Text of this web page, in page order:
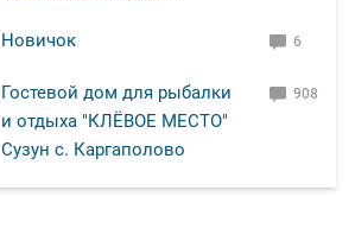
Новичок 6
Гостевой дом для рыбалки
и отдыха "КЛЁВОЕ МЕСТО"
Сузун с. Каргаполово
908